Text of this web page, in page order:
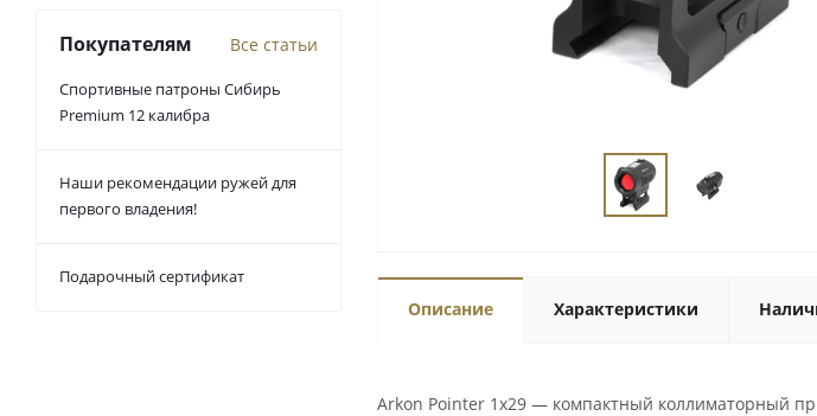
Описание Характеристики
Arkon Pointer 1x29 — компактный коллиматорный
Покупателям Все статьи
Спортивные патроны Сибирь
Premium 12 калибра
Наши рекомендации ружей для
первого владения!
Подарочный сертификат